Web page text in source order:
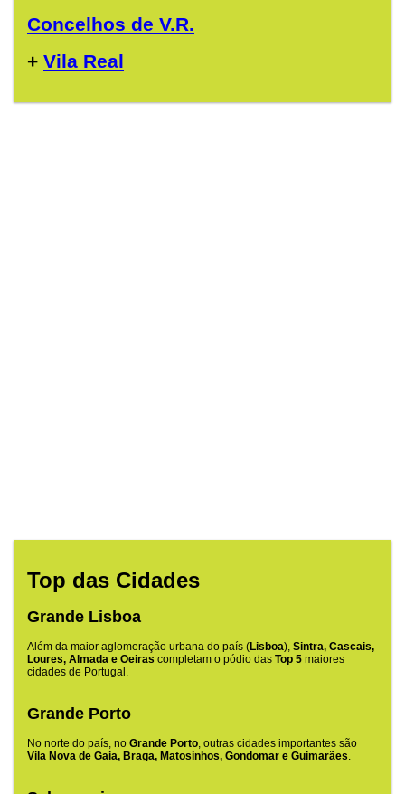
Concelhos de V.R.
+ Vila Real
Top das Cidades
Grande Lisboa
Além da maior aglomeração urbana do país (Lisboa), Sintra, Cascais,
Loures, Almada e Oeiras completam o pódio das Top 5 maiores
cidades de Portugal.
Grande Porto
No norte do país, no Grande Porto , outras cidades importantes são
Vila Nova de Gaia, Braga, Matosinhos, Gondomar e Guimarães